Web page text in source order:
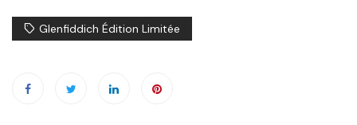
Glenfiddich Édition Limitée